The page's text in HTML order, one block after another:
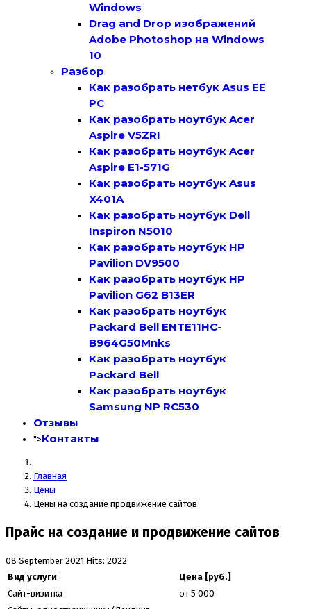
Windows
Drag and Drop изображений
Adobe Photoshop на Windows
10
Разбор
Как разобрать нетбук Asus EE
PC
Как разобрать ноутбук Acer
Aspire V5ZRI
Как разобрать ноутбук Acer
Aspire E1-571G
Как разобрать ноутбук Asus
X401A
Как разобрать ноутбук Dell
Inspiron N5010
Как разобрать ноутбук HP
Pavilion DV9500
Как разобрать ноутбук HP
Pavilion G62 B13ER
Как разобрать ноутбук
Packard Bell ENTE11HC-
B964G50Mnks
Как разобрать ноутбук
Packard Bell
Как разобрать ноутбук
Samsung NP RC530
Отзывы
">Контакты
Главная
Цены
Цены на создание продвижение сайтов
Прайс на создание и продвижение сайтов
08 September 2021 Hits: 2022
Вид услуги
Цена [руб.]
Сайт-визитка
от 5 000